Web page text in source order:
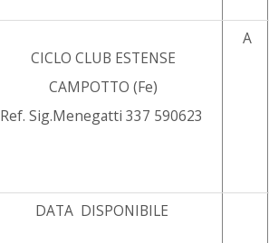
CICLO CLUB ESTENSE
CAMPOTTO (Fe)
Ref. Sig.Menegatti 337 590623
A
DATA DISPONIBILE